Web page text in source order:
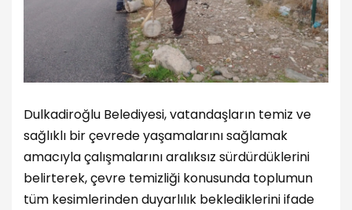
Dulkadiroğlu Belediyesi, vatandaşların temiz ve
sağlıklı bir çevrede yaşamalarını sağlamak
amacıyla çalışmalarını aralıksız sürdürdüklerini
belirterek, çevre temizliği konusunda toplumun
tüm kesimlerinden duyarlılık beklediklerini ifade